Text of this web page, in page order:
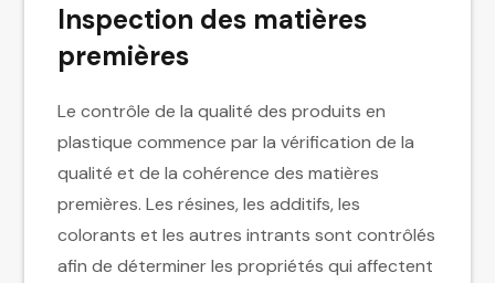
Inspection des matières
premières
Le contrôle de la qualité des produits en
plastique commence par la vérification de la
qualité et de la cohérence des matières
premières. Les résines, les additifs, les
colorants et les autres intrants sont contrôlés
afin de déterminer les propriétés qui affectent